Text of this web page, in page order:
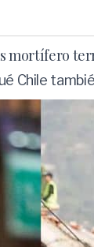
mortífero
Chile